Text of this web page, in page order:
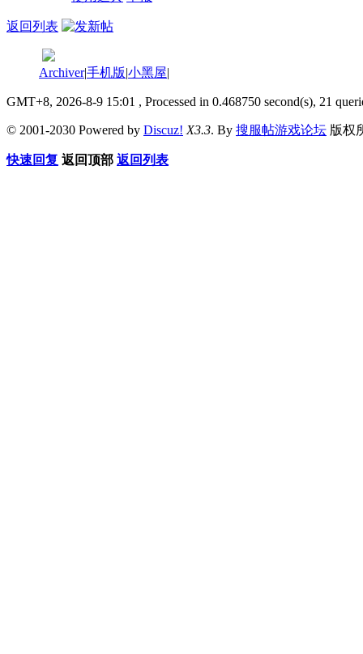
返回列表
Archiver|手机版|小黑屋|
GMT+8, 2026-8-9 15:01 , Processed in 0.468750 second(s), 21
© 2001-2030 Powered by Discuz! X3.3. By 搜服帖游戏论坛 版权
快速回复 返回顶部 返回列表